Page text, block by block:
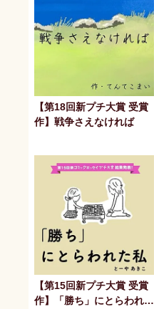
【第18回新プチ大賞 受賞
作】戦争さえなければ
【第15回新プチ大賞 受賞
作】「勝ち」にとらわれた